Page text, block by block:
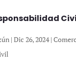
| Dic 26, 2024|